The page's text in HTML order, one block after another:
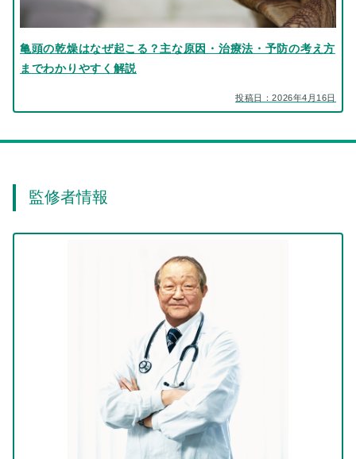
亀頭の乾燥はなぜ起こる？主な原因・治療法・予防の考え方
までわかりやすく解説
投稿日：2026年4月16日
監修者情報